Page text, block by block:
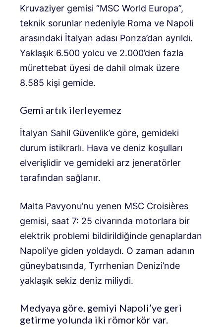
Kruvaziyer gemisi “MSC World Europa”,
teknik sorunlar nedeniyle Roma ve Napoli
arasındaki İtalyan adası Ponza’dan ayrıldı.
Yaklaşık 6.500 yolcu ve 2.000’den fazla
mürettebat üyesi de dahil olmak üzere
8.585 kişi gemide.
Gemi artık ilerleyemez
İtalyan Sahil Güvenlik’e göre, gemideki
durum istikrarlı. Hava ve deniz koşulları
elverişlidir ve gemideki arz jeneratörler
tarafından sağlanır.
Malta Pavyonu’nu yenen MSC Croisières
gemisi, saat 7: 25 civarında motorlara bir
elektrik problemi bildirildiğinde genaplardan
Napoli’ye giden yoldaydı. O zaman adanın
güneybatısında, Tyrrhenian Denizi’nde
yaklaşık sekiz deniz miliydi.
Medyaya göre, gemiyi Napoli’ye geri
getirme yolunda iki römorkör var.